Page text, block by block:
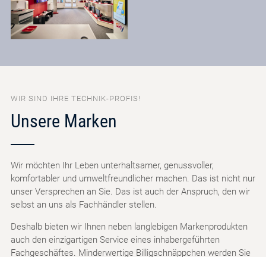
WIR SIND IHRE TECHNIK-PROFIS!
Unsere Marken
Wir möchten Ihr Leben unterhaltsamer, genussvoller,
komfortabler und umweltfreundlicher machen. Das ist nicht nur
unser Versprechen an Sie. Das ist auch der Anspruch, den wir
selbst an uns als Fachhändler stellen.
Deshalb bieten wir Ihnen neben langlebigen Markenprodukten
auch den einzigartigen Service eines inhabergeführten
Fachgeschäftes. Minderwertige Billigschnäppchen werden Sie